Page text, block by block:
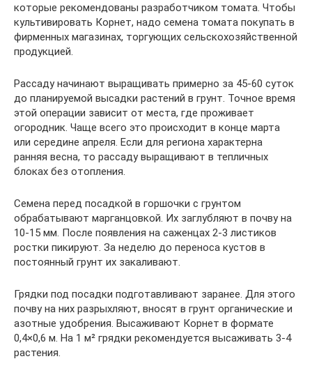
которые рекомендованы разработчиком томата. Чтобы
культивировать Корнет, надо семена томата покупать в
фирменных магазинах, торгующих сельскохозяйственной
продукцией.
Рассаду начинают выращивать примерно за 45-60 суток
до планируемой высадки растений в грунт. Точное время
этой операции зависит от места, где проживает
огородник. Чаще всего это происходит в конце марта
или середине апреля. Если для региона характерна
ранняя весна, то рассаду выращивают в тепличных
блоках без отопления.
Семена перед посадкой в горшочки с грунтом
обрабатывают марганцовкой. Их заглубляют в почву на
10-15 мм. После появления на саженцах 2-3 листиков
ростки пикируют. За неделю до переноса кустов в
постоянный грунт их закаливают.
Грядки под посадки подготавливают заранее. Для этого
почву на них разрыхляют, вносят в грунт органические и
азотные удобрения. Высаживают Корнет в формате
0,4×0,6 м. На 1 м² грядки рекомендуется высаживать 3-4
растения.